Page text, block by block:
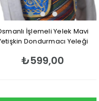
İşlemeli Yelek Mavi
Dondurmacı Yeleği
₺599,00